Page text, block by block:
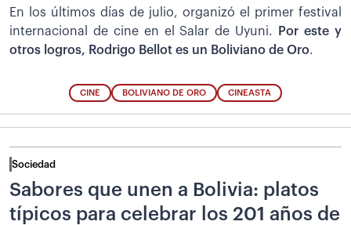
En los últimos días de julio, organizó el primer festival
internacional de cine en el Salar de Uyuni.
Por este y
otros logros, Rodrigo Bellot es un Boliviano de Oro.
CINE BOLIVIANO DE ORO CINEASTA
Sociedad
Sabores que unen a Bolivia: platos
típicos para celebrar los 201 años de